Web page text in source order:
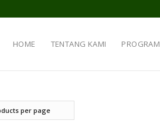
HOME TENTANG KAMI PROGRAM
per page